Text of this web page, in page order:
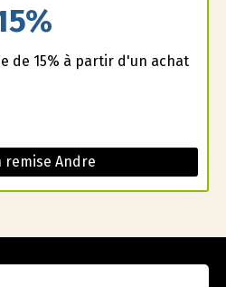
de 15% à partir d'un achat
remise Andre